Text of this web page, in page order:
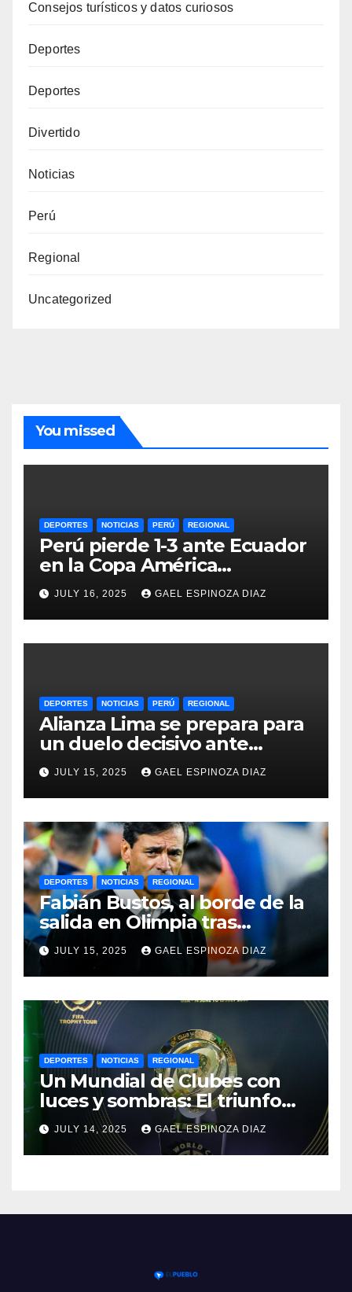
Consejos turísticos y datos curiosos
Deportes
Deportes
Divertido
Noticias
Perú
Regional
Uncategorized
You missed
DEPORTES NOTICIAS PERÚ REGIONAL
Perú pierde 1-3 ante Ecuador
en la Copa América
Femenina y lidera el Grupo A
JULY 16, 2025 GAEL ESPINOZA DIAZ
DEPORTES NOTICIAS PERÚ REGIONAL
Alianza Lima se prepara para
un duelo decisivo ante
Gremio por la Sudamericana
2025
JULY 15, 2025 GAEL ESPINOZA DIAZ
DEPORTES NOTICIAS REGIONAL
Fabián Bustos, al borde de la
salida en Olimpia tras
dolorosa derrota en
Paraguay
JULY 15, 2025 GAEL ESPINOZA DIAZ
DEPORTES NOTICIAS REGIONAL
Un Mundial de Clubes con
luces y sombras: El triunfo
del Chelsea y las lecciones
del torneo
JULY 14, 2025 GAEL ESPINOZA DIAZ